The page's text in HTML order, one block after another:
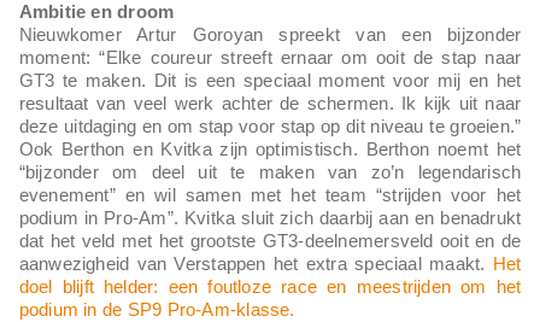
Ambitie en droom
Nieuwkomer Artur Goroyan spreekt van een bijzonder
moment: “Elke coureur streeft ernaar om ooit de stap naar
GT3 te maken. Dit is een speciaal moment voor mij en het
resultaat van veel werk achter de schermen. Ik kijk uit naar
deze uitdaging en om stap voor stap op dit niveau te groeien.”
Ook Berthon en Kvitka zijn optimistisch. Berthon noemt het
“bijzonder om deel uit te maken van zo’n legendarisch
evenement” en wil samen met het team “strijden voor het
podium in Pro-Am”. Kvitka sluit zich daarbij aan en benadrukt
dat het veld met het grootste GT3-deelnemersveld ooit en de
aanwezigheid van Verstappen het extra speciaal maakt. Het
doel blijft helder: een foutloze race en meestrijden om het
podium in de SP9 Pro-Am-klasse.